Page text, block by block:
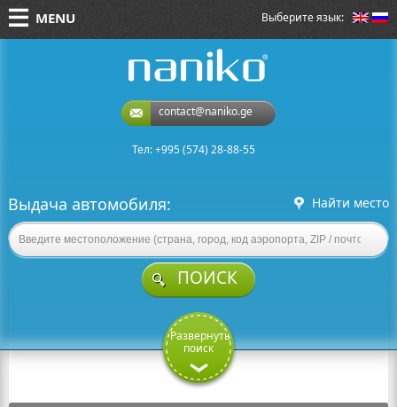
Выберите язык:
MENU
contact@naniko.ge
Тел: +995 (574) 28-88-55
Выдача автомобиля: Найти место
ПОИСК
Развернуть
поиск